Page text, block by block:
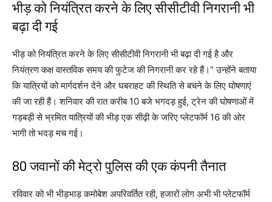
भीड़ को नियंत्रित करने के लिए सीसीटीवी निगरानी भी
बढ़ा दी गई
भीड़ को नियंत्रित करने के लिए सीसीटीवी निगरानी भी बढ़ा दी गई है और
नियंत्रण कक्ष वास्तविक समय की फुटेज की निगरानी कर रहे हैं।” उन्होंने बताया
कि यात्रियों को मार्गदर्शन देने और घबराहट की स्थिति से बचने के लिए घोषणाएं
की जा रही हैं। शनिवार की रात करीब 10 बजे भगदड़ हुई, ट्रेन की घोषणाओं में
गड़बड़ी से भ्रमित यात्रियों की भीड़ एक सीढ़ी के जरिए प्लेटफॉर्म 16 की ओर
भागी तो भदड़ मच गई।
80 जवानों की मेट्रो पुलिस की एक कंपनी तैनात
रविवार को भी भीड़भाड़ कमोबेश अपरिवर्तित रही, हजारों लोग अभी भी प्लेटफॉर्म